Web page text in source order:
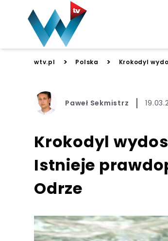
wtv.pl > Polska > Krokodyl
Paweł Sekmistrz
Krokodyl
Istnieje
Odrze